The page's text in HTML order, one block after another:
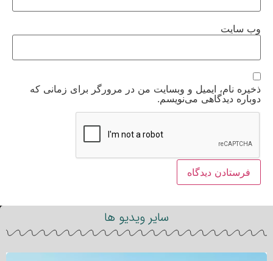
وب‌ سایت
ذخیره نام، ایمیل و وبسایت من در مرورگر برای زمانی که
دوباره دیدگاهی می‌نویسم.
سایر ویدیو ها